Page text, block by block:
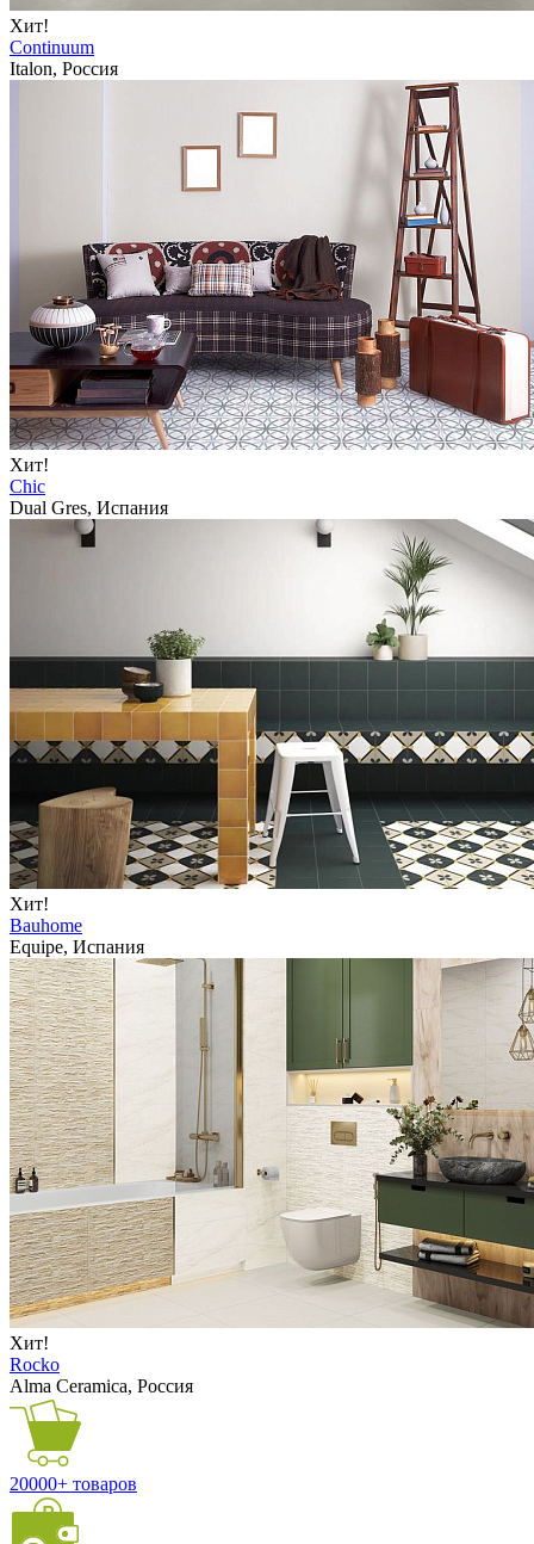
Хит!
Continuum
Italon, Россия
Хит!
Chic
Dual Gres, Испания
Хит!
Bauhome
Equipe, Испания
Хит!
Rocko
Alma Ceramica, Россия
20000+ товаров